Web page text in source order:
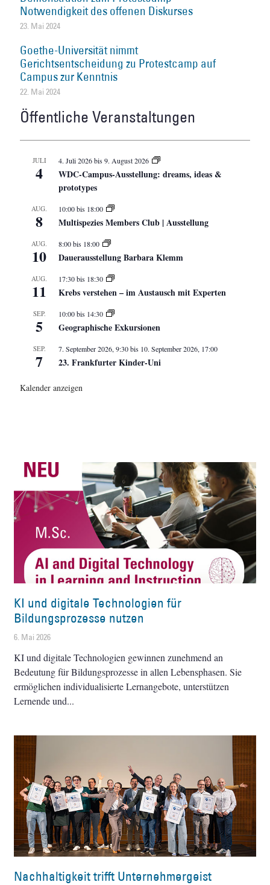
Notwendigkeit des offenen Diskurses
23. Mai 2024
Goethe-Universität nimmt
Gerichtsentscheidung zu Protestcamp auf
Campus zur Kenntnis
22. Mai 2024
Öffentliche Veranstaltungen
JULI
4
4. Juli 2026bis9. August 2026
WDC-Campus-Ausstellung: dreams, ideas &
prototypes
AUG.
8
10:00bis 18:00
Multispezies Members Club | Ausstellung
AUG.
10
8:00bis 18:00
Dauerausstellung Barbara Klemm
AUG.
11
17:30bis 18:30
Krebs verstehen – im Austausch mit Experten
SEP.
5
10:00bis 14:30
Geographische Exkursionen
SEP.
7
7. September 2026, 9:30bis 10. September 2026, 17:00
23. Frankfurter Kinder-Uni
Kalender anzeigen
KI und digitale Technologien für
Bildungsprozesse nutzen
6. Mai 2026
KI und digitale Technologien gewinnen zunehmend an
Bedeutung für Bildungsprozesse in allen Lebensphasen. Sie
ermöglichen individualisierte Lernangebote, unterstützen
Lernende und
Nachhaltigkeit trifft Unternehmergeist